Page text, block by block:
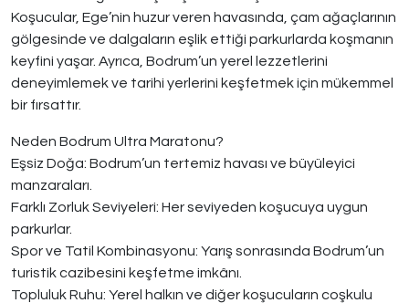
Koşucular, Ege’nin huzur veren havasında, çam ağaçlarının
gölgesinde ve dalgaların eşlik ettiği parkurlarda koşmanın
keyfini yaşar. Ayrıca, Bodrum’un yerel lezzetlerini
deneyimlemek ve tarihi yerlerini keşfetmek için mükemmel
bir fırsattır.
Neden Bodrum Ultra Maratonu?
Eşsiz Doğa: Bodrum’un tertemiz havası ve büyüleyici
manzaraları.
Farklı Zorluk Seviyeleri: Her seviyeden koşucuya uygun
parkurlar.
Spor ve Tatil Kombinasyonu: Yarış sonrasında Bodrum’un
turistik cazibesini keşfetme imkânı.
Topluluk Ruhu: Yerel halkın ve diğer koşucuların coşkulu